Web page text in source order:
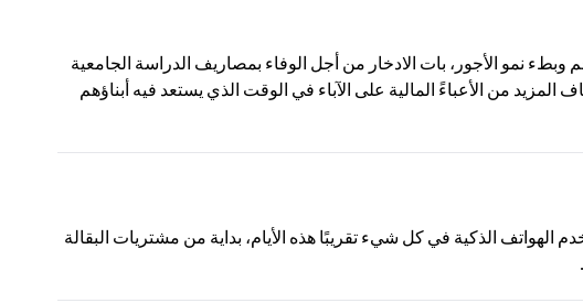
نمو الأجور، بات الادخار من أجل الوفاء بمصاريف الدراسة الجامعية
من الأعباءً المالية على الآباء في الوقت الذي يستعد فيه أبناؤهم
الهواتف الذكية في كل شيء تقريبًا هذه الأيام، بداية من مشتريات البقالة